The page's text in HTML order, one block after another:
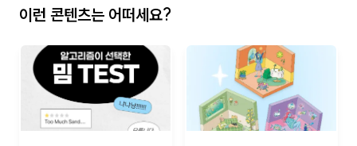
이런 콘텐츠는 어떠세요?